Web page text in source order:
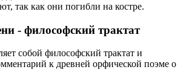
так как они погибли на костре.
- философский трактат
собой философский трактат и
к древней орфической поэме о